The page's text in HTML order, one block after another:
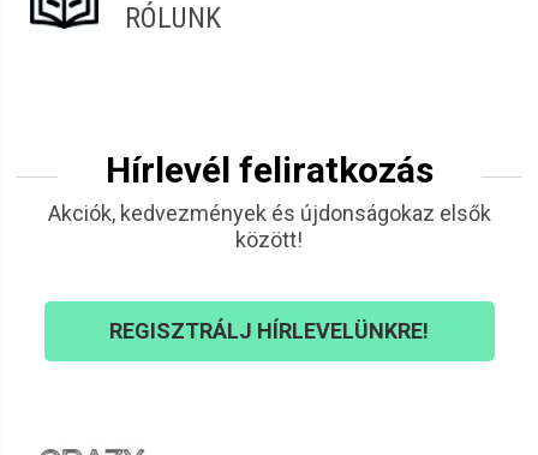
RÓLUNK
Hírlevél feliratkozás
Akciók, kedvezmények és újdonságokaz elsők
között!
REGISZTRÁLJ HÍRLEVELÜNKRE!